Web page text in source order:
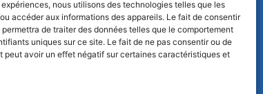
nous utilisons des technologies telles que les
accéder aux informations des appareils. Le fait de consentir
de traiter des données telles que le comportement
uniques sur ce site. Le fait de ne pas consentir ou de
peut avoir un effet négatif sur certaines caractéristiques et
manuels